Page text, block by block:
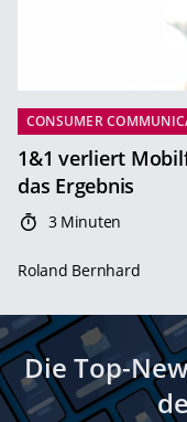
CONSUMER
1&1 verliert
das Ergebnis
3 Minuten
Roland Bernhard
Die Top-